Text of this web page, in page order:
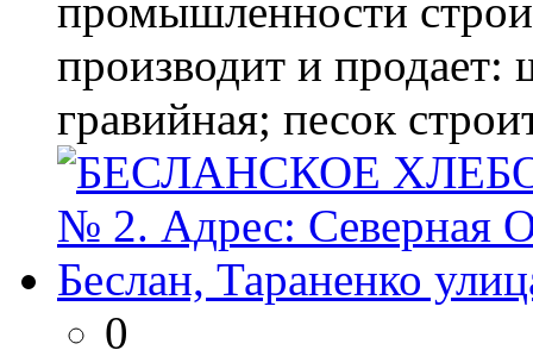
промышленности
производит и продает:
гравийная; песок
0